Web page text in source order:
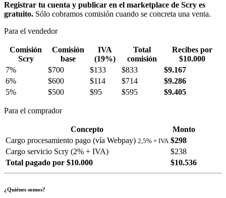
Registrar tu cuenta y publicar en el marketplace de Scry es
gratuito. Sólo cobramos comisión cuando se concreta una venta.
Para el vendedor
Comisión
Scry
Comisión
base
IVA
(19%)
Total
comisión
Recibes por
$10.000
7%
$700 $133 $833
$9.167
6%
$600 $114 $714
$9.286
5%
$500 $95 $595 $9.405
Para el comprador
Concepto
Monto
Cargo procesamiento pago (vía Webpay) 2,5% + IVA $298
Cargo servicio Scry (2% + IVA)
$238
Total pagado por $10.000
$10.536
¿Quiénes somos?